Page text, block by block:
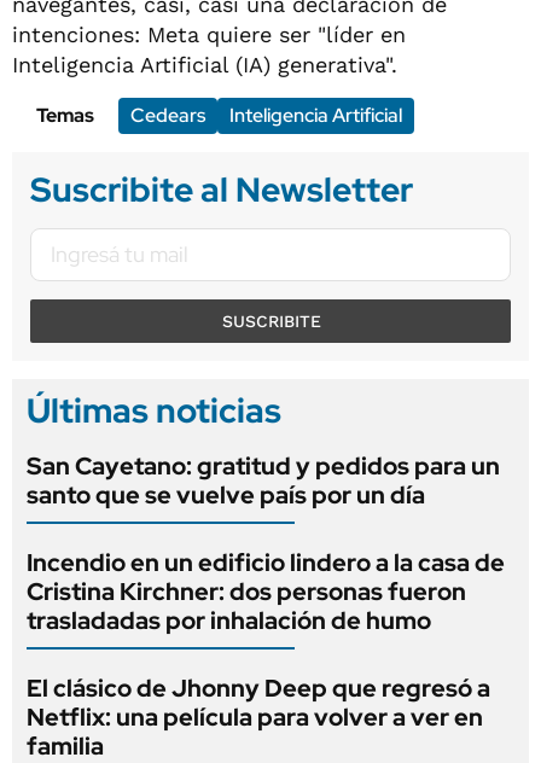
intenciones: Meta quiere ser "líder en
Inteligencia Artificial (IA) generativa".
Temas
Cedears Inteligencia Artificial
Suscribite al Newsletter
SUSCRIBITE
Últimas noticias
San Cayetano: gratitud y pedidos para un
santo que se vuelve país por un día
Incendio en un edificio lindero a la casa de
Cristina Kirchner: dos personas fueron
trasladadas por inhalación de humo
El clásico de Jhonny Deep que regresó a
Netflix: una película para volver a ver en
familia